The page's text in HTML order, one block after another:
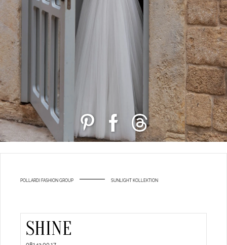
POLLARDI FASHION GROUP SUNLIGHT KOLLEKTION
SHINE